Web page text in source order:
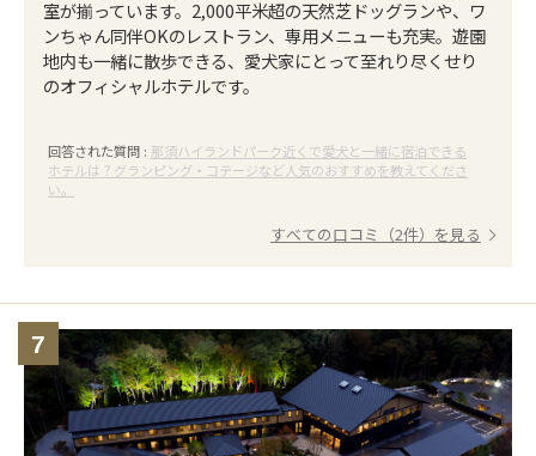
室が揃っています。2,000平米超の天然芝ドッグランや、ワ
ンちゃん同伴OKのレストラン、専用メニューも充実。遊園
地内も一緒に散歩できる、愛犬家にとって至れり尽くせり
のオフィシャルホテルです。
回答された質問 : 那須ハイランドパーク近くで愛犬と一緒に宿泊できる
ホテルは？グランピング・コテージなど人気のおすすめを教えてくださ
い。
すべての口コミ（2件）を見る
7